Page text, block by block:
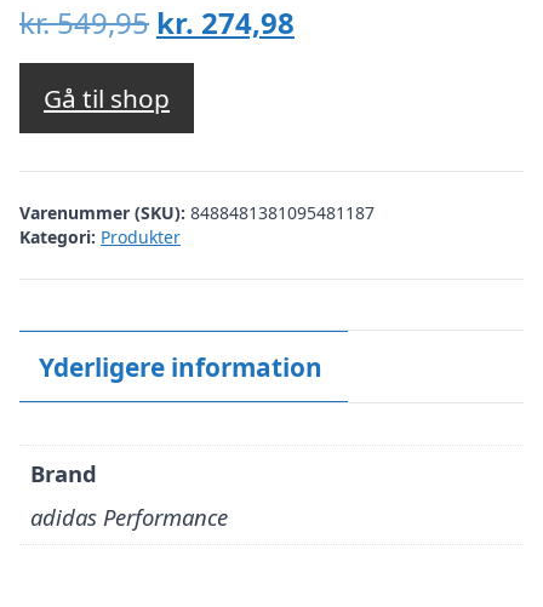
kr.549,95 Den
oprindelige
pris
var:
kr. 549,95.
kr. 274,98
kr. 274,98.
Gå til shop
Varenummer (SKU): 8488481381095481187
Kategori: Produkter
Yderligere information
Brand
adidas Performance